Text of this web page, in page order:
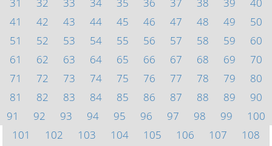
41
42 43 44 45 46 47 48 49
50
51
52 53 54 55 56 57 58 59
60
61
62 63 64 65 66 67 68 69
70
71
72 73 74 75 76 77 78 79
80
81
82 83 84 85 86 87 88 89
90
91
92 93 94 95 96 97 98 99
100
101
102 103 104 105 106 107
108